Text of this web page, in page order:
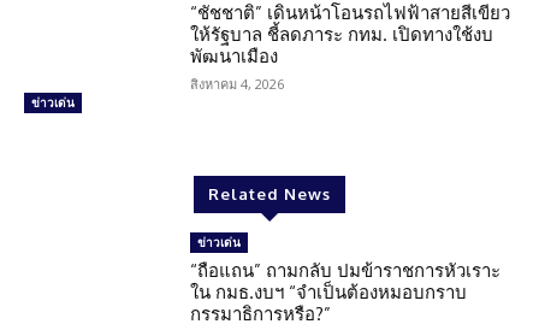
ข่าวเด่น
“ชัชชาติ” เดินหน้าโอนรถไฟฟ้าสายสีเขียว
ให้รัฐบาล ชี้ลดภาระ กทม. เปิดทางใช้งบ
พัฒนาเมือง
สิงหาคม 4, 2026
Related News
ข่าวเด่น
“ถือแถน” ถามกลับ ปมข้าราชการหัวเราะ
ใน กมธ.งบฯ “จำเป็นต้องหมอบกราบ
กรรมาธิการหรือ?”